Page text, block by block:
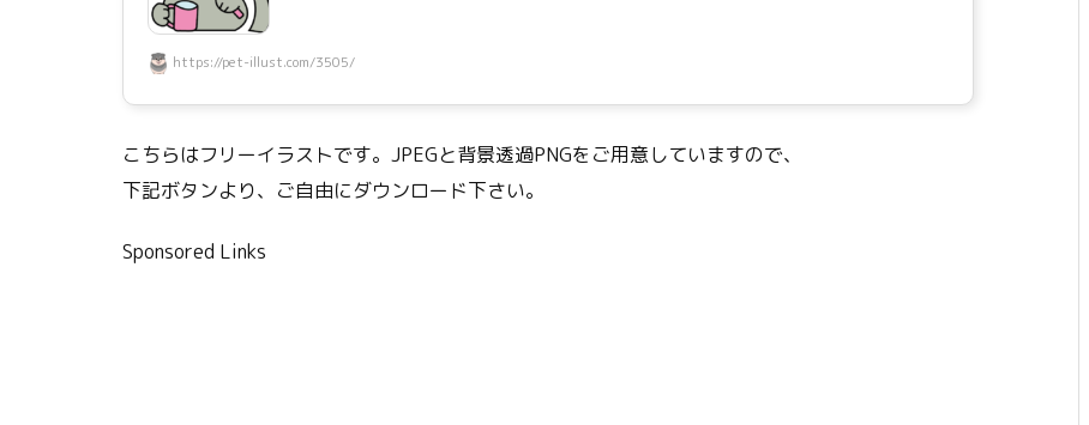
https://pet-illust.com/3505/
こちらはフリーイラストです。JPEGと背景透過PNGをご用意していますので、
下記ボタンより、ご自由にダウンロード下さい。
Sponsored Links